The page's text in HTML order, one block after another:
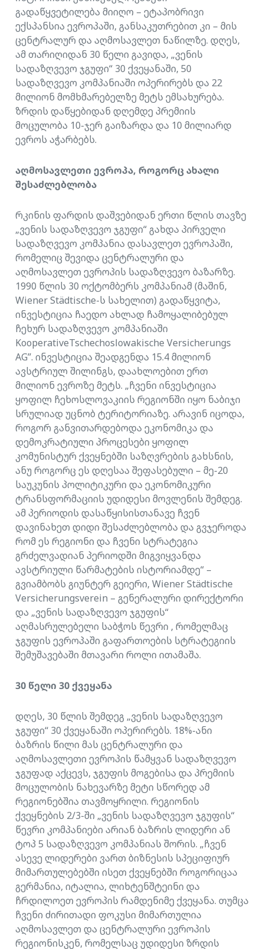
გადაწყვეტილება მიიღო – ეტაპობრივი
ექსპანსია ევროპაში, განსაკუთრებით კი – მის
ცენტრალურ და აღმოსავლეთ ნაწილზე. დღეს,
ამ თარიღიდან 30 წელი გავიდა, „ვენის
სადაზღვევო ჯგუფი“ 30 ქვეყანაში, 50
სადაზღვევო კომპანიაში ოპერირებს და 22
მილიონ მომხმარებელზე მეტს ემსახურება.
ზრდის დაწყებიდან დღემდე პრემიის
მოცულობა 10-ჯერ გაიზარდა და 10 მილიარდ
ევროს აჭარბებს.
აღმოსავლეთი ევროპა, როგორც ახალი
შესაძლებლობა
რკინის ფარდის დაშვებიდან ერთი წლის თავზე
„ვენის სადაზღვევო ჯგუფი“ გახდა პირველი
სადაზღვევო კომპანია დასავლეთ ევროპაში,
რომელიც შევიდა ცენტრალური და
აღმოსავლეთ ევროპის სადაზღვევო ბაზარზე.
1990 წლის 30 ოქტომბერს კომპანიამ (მაშინ,
Wiener Städtische-ს სახელით) გადაწყვიტა,
ინვესტიცია ჩაედო ახლად ჩამოყალიბებულ
ჩეხურ სადაზღვევო კომპანიაში
KooperativeTschechoslowakische Versicherungs
AG”. ინვესტიცია შეადგენდა 15.4 მილიონ
ავსტრიულ შილინგს, დაახლოებით ერთ
მილიონ ევროზე მეტს. „ჩვენი ინვესტიცია
ყოფილ ჩეხოსლოვაკიის რეგიონში იყო ნაბიჯი
სრულიად უცნობ ტერიტორიაზე. არავინ იცოდა,
როგორ განვითარდებოდა ეკონომიკა და
დემოკრატიული პროცესები ყოფილ
კომუნისტურ ქვეყნებში საზღვრების გახსნის,
ანუ როგორც ეს დღესაა შეფასებული – მე-20
საუკუნის პოლიტიკური და ეკონომიკური
ტრანსფორმაციის უდიდესი მოვლენის შემდეგ.
ამ პერიოდის დასაწყისისთანავე ჩვენ
დავინახეთ დიდი შესაძლებლობა და გვჯეროდა
რომ ეს რეგიონი და ჩვენი სტრატეგია
გრძელვადიან პერიოდში მიგვიყვანდა
ავსტრიული წარმატების ისტორიამდე“ –
გვიამბობს გიუნტერ გეიერი, Wiener Städtische
Versicherungsverein – გენერალური დირექტორი
და „ვენის სადაზღვევო ჯგუფის“
აღმასრულებელი საბჭოს წევრი , რომელმაც
ჯგუფის ევროპაში გაფართოების სტრატეგიის
შემუშავებაში მთავარი როლი ითამაშა.
30 წელი 30 ქვეყანა
დღეს, 30 წლის შემდეგ „ვენის სადაზღვევო
ჯგუფი“ 30 ქვეყანაში ოპერირებს. 18%-ანი
ბაზრის წილი მას ცენტრალური და
აღმოსავლეთი ევროპის წამყვან სადაზღვევო
ჯგუფად აქცევს, ჯგუფის მოგებისა და პრემიის
მოცულობის ნახევარზე მეტი სწორედ ამ
რეგიონებშია თავმოყრილი. რეგიონის
ქვეყნების 2/3-ში „ვენის სადაზღვევო ჯგუფის“
წევრი კომპანიები არიან ბაზრის ლიდერი ან
ტოპ 5 სადაზღვევო კომპანიას შორის. „ჩვენ
ასევე ლიდერები ვართ ბიზნესის სპეციფიურ
მიმართულებებში ისეთ ქვეყნებში როგორიცაა
გერმანია, იტალია, ლიხტენშტეინი და
ჩრდილოეთ ევროპის რამდენიმე ქვეყანა. თუმცა
ჩვენი ძირითადი ფოკუსი მიმართულია
აღმოსავლეთ და ცენტრალური ევროპის
რეგიონისკენ, რომელსაც უდიდესი ზრდის